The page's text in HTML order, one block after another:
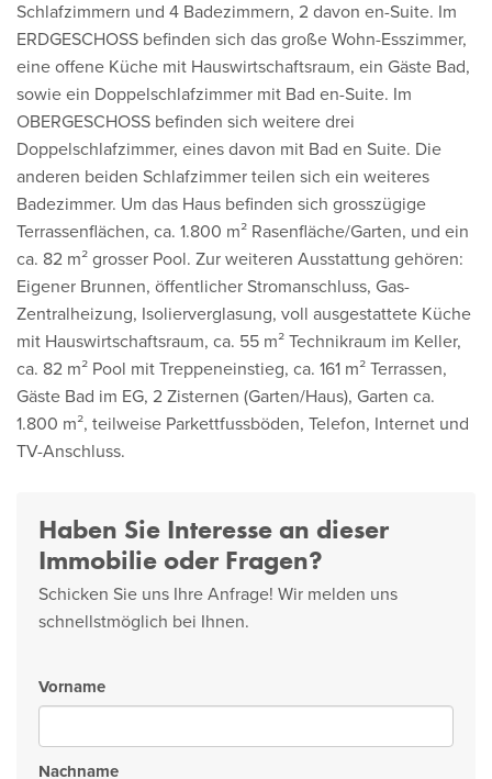
Schlafzimmern und 4 Badezimmern, 2 davon en-Suite. Im
ERDGESCHOSS befinden sich das große Wohn-Esszimmer,
eine offene Küche mit Hauswirtschaftsraum, ein Gäste Bad,
sowie ein Doppelschlafzimmer mit Bad en-Suite. Im
OBERGESCHOSS befinden sich weitere drei
Doppelschlafzimmer, eines davon mit Bad en Suite. Die
anderen beiden Schlafzimmer teilen sich ein weiteres
Badezimmer. Um das Haus befinden sich grosszügige
Terrassenflächen, ca. 1.800 m² Rasenfläche/Garten, und ein
ca. 82 m² grosser Pool. Zur weiteren Ausstattung gehören:
Eigener Brunnen, öffentlicher Stromanschluss, Gas-
Zentralheizung, Isolierverglasung, voll ausgestattete Küche
mit Hauswirtschaftsraum, ca. 55 m² Technikraum im Keller,
ca. 82 m² Pool mit Treppeneinstieg, ca. 161 m² Terrassen,
Gäste Bad im EG, 2 Zisternen (Garten/Haus), Garten ca.
1.800 m², teilweise Parkettfussböden, Telefon, Internet und
TV-Anschluss.
Haben Sie Interesse an dieser
Immobilie oder Fragen?
Schicken Sie uns Ihre Anfrage! Wir melden uns
schnellstmöglich bei Ihnen.
Vorname
Nachname